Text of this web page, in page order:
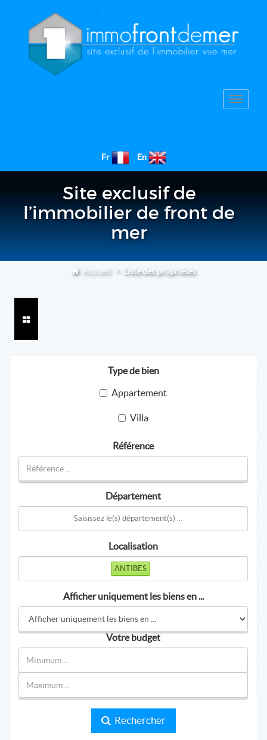
Toggle
Fr En
Site exclusif de
l’immobilier de front de
mer
Accueil Liste des propriétés
Type de bien
Appartement
Villa
Référence
Département
Localisation
ANTIBES
Afficher uniquement les biens en ...
Votre budget
Rechercher